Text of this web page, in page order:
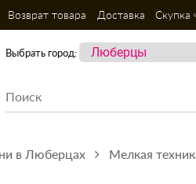
Возврат товара Доставка Скупка
Выбрать город:
в Люберцах Мелкая